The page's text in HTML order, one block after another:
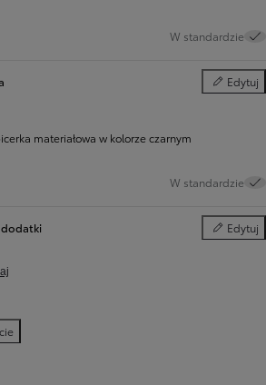
W standardzie
Edytuj
Tapicerka
materiałowa w kolorze czarnym
W standardzie
dodatki Edytuj
Pakiety i